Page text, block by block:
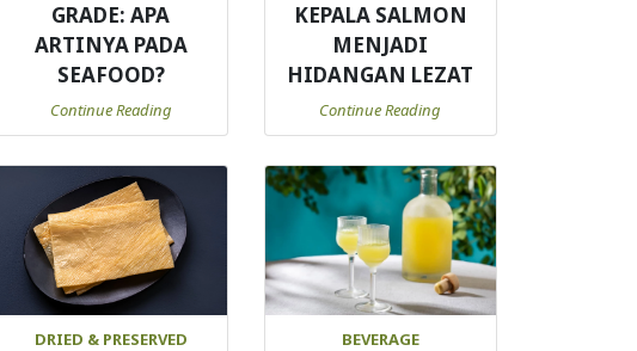
GRADE: APA
ARTINYA PADA
SEAFOOD?
Continue Reading
KEPALA SALMON
MENJADI
HIDANGAN LEZAT
Continue Reading
DRIED & PRESERVED BEVERAGE